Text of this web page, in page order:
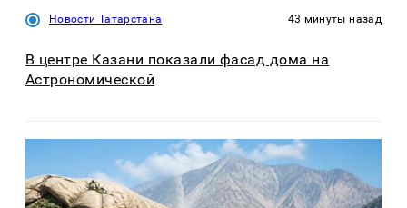
Новости Татарстана 43 минуты назад
В центре Казани показали фасад дома на
Астрономической